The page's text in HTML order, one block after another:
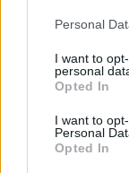
Personal
I want to
personal
Opted In
I want to
Personal
Opted In